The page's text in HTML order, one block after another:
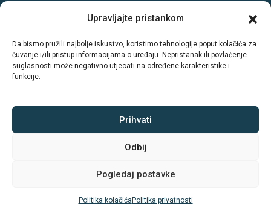
Upravljajte pristankom
Da bismo pružili najbolje iskustvo, koristimo tehnologije poput kolačića za
čuvanje i/ili pristup informacijama o uređaju. Nepristanak ili povlačenje
suglasnosti može negativno utjecati na određene karakteristike i
funkcije.
Prihvati
Odbij
Pogledaj postavke
Politika kolačića Politika privatnosti
Radno vrijeme:
PON-PET: 08-19h
NED: Ne radimo
Sva prava zadržava © Autodrive